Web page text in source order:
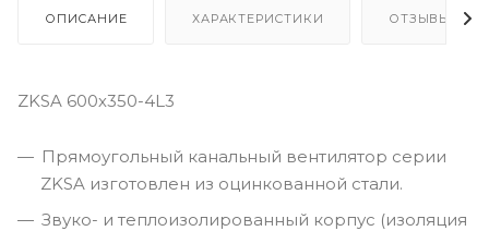
ОПИСАНИЕ ХАРАКТЕРИСТИКИ ОТЗЫВЫ
ZKSA 600х350-4L3
Прямоугольный канальный вентилятор серии
ZKSA изготовлен из оцинкованной стали.
Звуко- и теплоизолированный корпус (изоляция